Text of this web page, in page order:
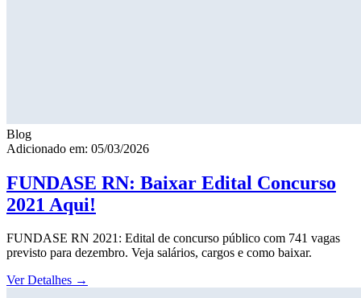
Blog
Adicionado em: 05/03/2026
FUNDASE RN: Baixar Edital Concurso
2021 Aqui!
FUNDASE RN 2021: Edital de concurso público com 741 vagas
previsto para dezembro. Veja salários, cargos e como baixar.
Ver Detalhes →